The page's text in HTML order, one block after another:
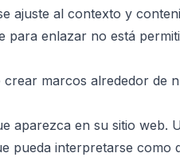
ajuste al contexto y
enlazar no está
marcos alrededor de
aparezca en su sitio
pueda interpretarse